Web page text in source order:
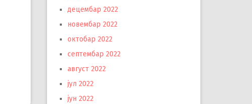
децембар 2022
новембар 2022
октобар 2022
септембар 2022
август 2022
јул 2022
јун 2022